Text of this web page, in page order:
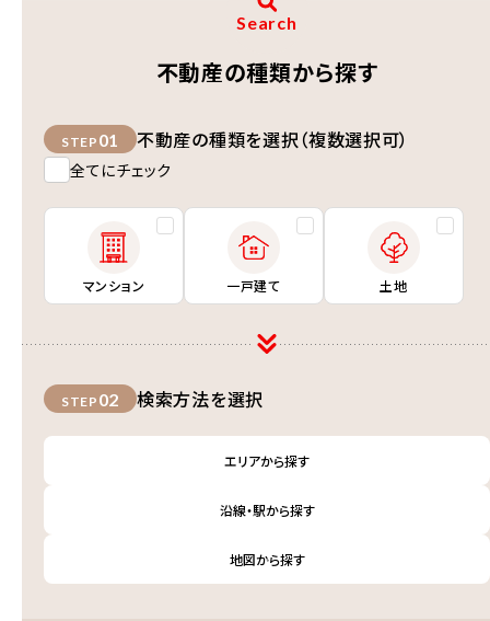
Search
不動産の種類から探す
STEP 01 不動産の種類を選択（複数選択可）
全てにチェック
マンション 一戸建て 土地
STEP 02 検索方法を選択
エリアから探す
沿線・駅から探す
地図から探す